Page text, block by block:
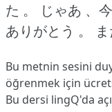
た 。
じゃあ 、
ありがとう 。
Bu metnin sesini
öğrenmek için
Bu dersi lingQ'da